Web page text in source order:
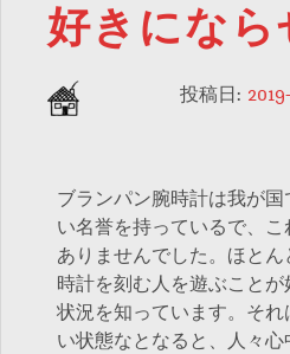
好きになら
投稿日:
ブランパン腕時計は我が
い名誉を持っているで、
ありませんでした。ほと
時計を刻む人を遊ぶこと
状況を知っています。そ
い状態なとなると、人々